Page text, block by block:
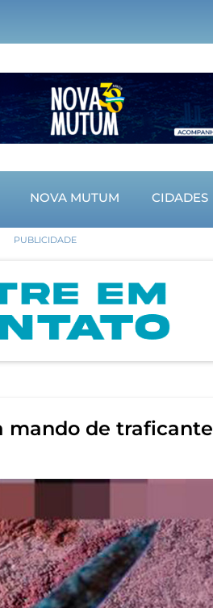
NOVA MUTUM CIDADES
PUBLICIDADE
mando de traficante